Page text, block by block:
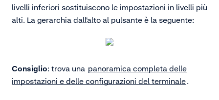
livelli inferiori sostituiscono le impostazioni in livelli più
alti. La gerarchia dall'alto al pulsante è la seguente:
Consiglio: trova una panoramica completa delle
impostazioni e delle configurazioni del terminale.